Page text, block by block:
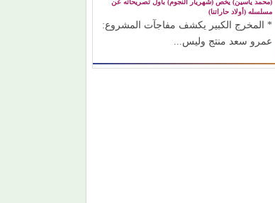
(محمد ياسين) يخص (شهريار النجوم) بأول تصريحاته عن
مسلسله (أولاد حاراتنا)
* المخرج الكبير يكشف مفاجآت المشروع:
عمرو سعد منتج وليس...